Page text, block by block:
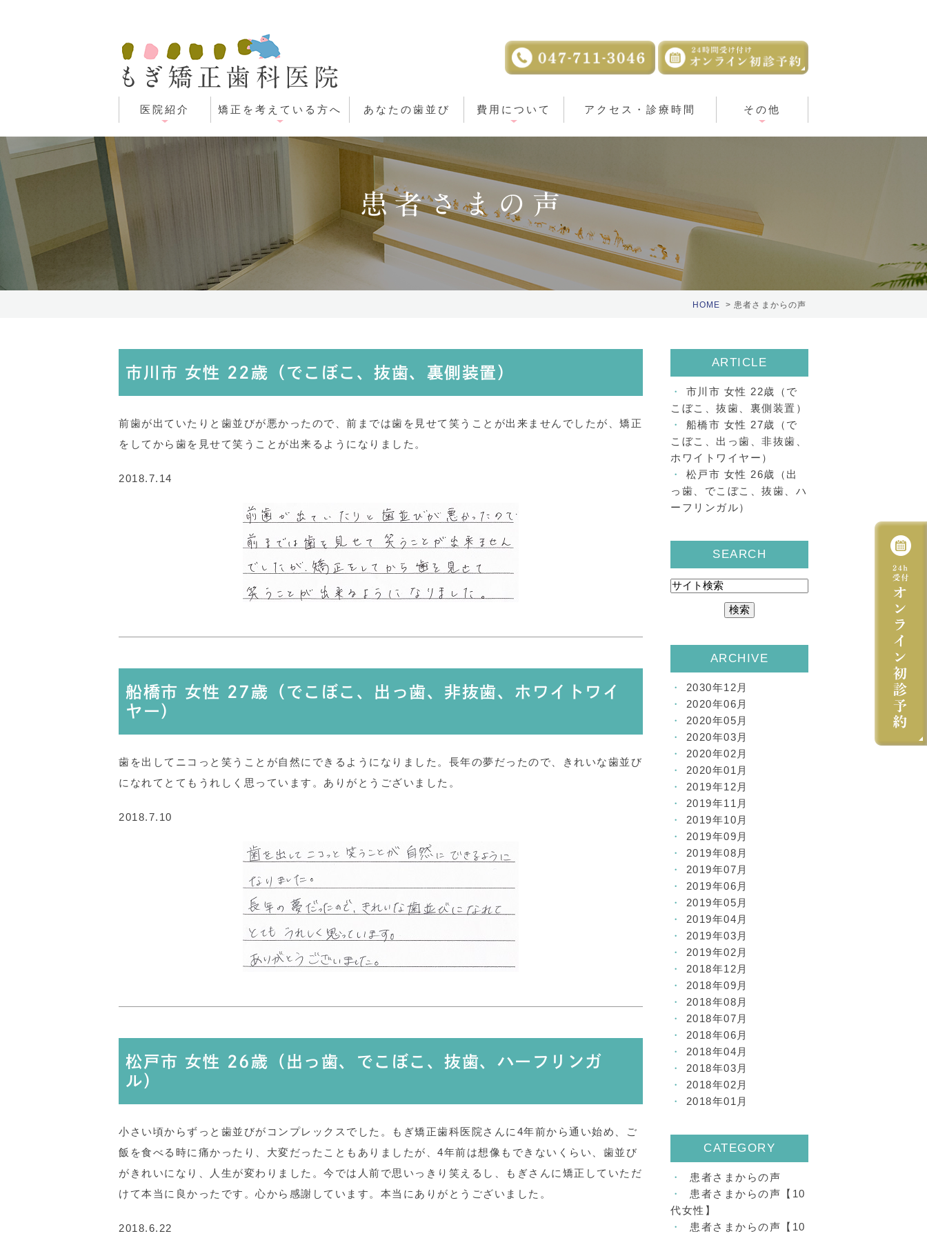
医院紹介 矯正を考えている方へ あなたの歯並び 費用について アクセス・診療時間 その他
患者さまの声
HOME 患者さまからの声
市川市 女性 22歳（でこぼこ、抜歯、裏側装置）
前歯が出ていたりと歯並びが悪かったので、前までは歯を見せて笑うことが出来ませんでしたが、矯正
をしてから歯を見せて笑うことが出来るようになりました。
2018.7.14
船橋市 女性 27歳（でこぼこ、出っ歯、非抜歯、ホワイトワイ
ヤー）
歯を出してニコっと笑うことが自然にできるようになりました。長年の夢だったので、きれいな歯並び
になれてとてもうれしく思っています。ありがとうございました。
2018.7.10
松戸市 女性 26歳（出っ歯、でこぼこ、抜歯、ハーフリンガ
ル）
小さい頃からずっと歯並びがコンプレックスでした。もぎ矯正歯科医院さんに4年前から通い始め、ご
飯を食べる時に痛かったり、大変だったこともありましたが、4年前は想像もできないくらい、歯並び
がきれいになり、人生が変わりました。今では人前で思いっきり笑えるし、もぎさんに矯正していただ
けて本当に良かったです。心から感謝しています。本当にありがとうございました。
2018.6.22
ARTICLE
市川市 女性 22歳（で
こぼこ、抜歯、裏側装置）
船橋市 女性 27歳（で
こぼこ、出っ歯、非抜歯、
ホワイトワイヤー）
松戸市 女性 26歳（出
っ歯、でこぼこ、抜歯、ハ
ーフリンガル）
SEARCH
ARCHIVE
2030年12月
2020年06月
2020年05月
2020年03月
2020年02月
2020年01月
2019年12月
2019年11月
2019年10月
2019年09月
2019年08月
2019年07月
2019年06月
2019年05月
2019年04月
2019年03月
2019年02月
2018年12月
2018年09月
2018年08月
2018年07月
2018年06月
2018年04月
2018年03月
2018年02月
2018年01月
CATEGORY
患者さまからの声
患者さまからの声【10
代女性】
患者さまからの声【10